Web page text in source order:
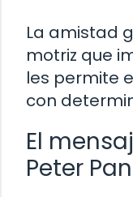
La amistad
motriz que
les permite
con
El
Peter Pan